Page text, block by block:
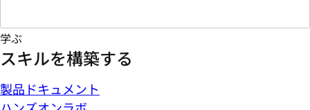
学ぶ
スキルを構築する
製品ドキュメント